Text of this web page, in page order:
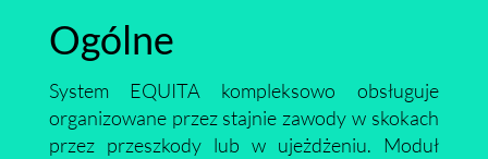
Ogólne
System EQUITA kompleksowo obsługuje
organizowane przez stajnie zawody w skokach
przez przeszkody lub w ujeżdżeniu. Moduł